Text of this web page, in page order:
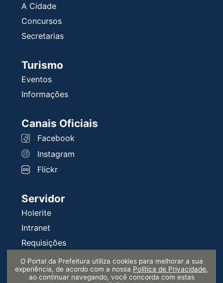
A Cidade
Concursos
Secretarias
Turismo
Eventos
Informações
Canais Oficiais
Facebook
Instagram
Flickr
Servidor
Holerite
Intranet
Requisições
Serprev
O Portal da Prefeitura utiliza cookies para melhorar a sua
experiência, de acordo com a nossa Política de Privacidade,
ao continuar navegando, você concorda com estas